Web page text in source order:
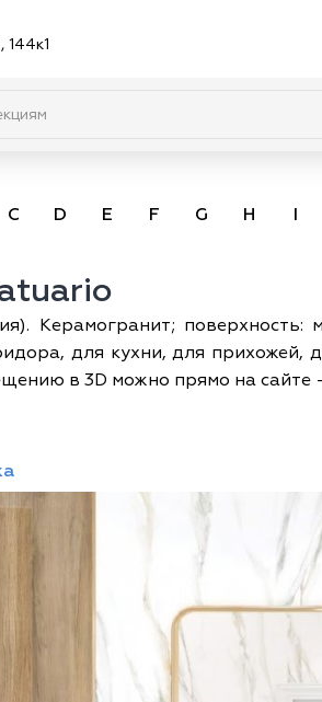
C D E F G H I
Керамогранит;
для кухни, для
в 3D можно прямо на сайте